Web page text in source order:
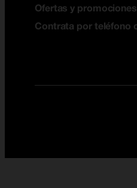
Ofertas y
Contrata por teléfono